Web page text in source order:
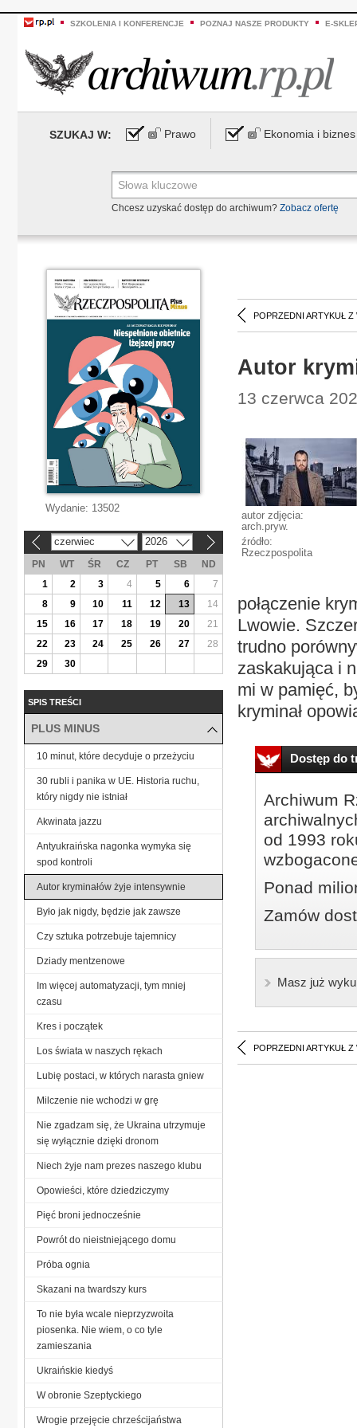
SZKOLENIA I KONFERENCJE POZNAJ NASZE PRODUKTY E-
SZUKAJ W: Prawo Ekonomia i biznes
Chcesz uzyskać dostęp do archiwum? Zobacz ofertę
POPRZEDNI ARTYKUŁ Z
Autor
13 czerwca
autor zdjęcia:
arch.pryw.
źródło:
Rzeczpospolita
połączenie
Lwowie.
trudno
zaskakująca i
mi w pamięć,
kryminał
Dostęp do
Archiwum
od 1993
Ponad
Zamów
Masz już
POPRZEDNI ARTYKUŁ Z
Wydanie: 13502
czerwiec 2026
PN WT ŚR CZ PT SB
ND
1
2 3 4 5 6
7
8
9 10 11 12 13
14
15
16 17 18 19 20
21
22
23 24 25 26 27
28
29
30
SPIS TREŚCI
PLUS MINUS
10 minut, które decyduje o przeżyciu
30 rubli i panika w UE. Historia ruchu,
który nigdy nie istniał
Akwinata jazzu
Antyukraińska nagonka wymyka się
spod kontroli
Autor kryminałów żyje intensywnie
Było jak nigdy, będzie jak zawsze
Czy sztuka potrzebuje tajemnicy
Dziady mentzenowe
Im więcej automatyzacji, tym mniej
czasu
Kres i początek
Los świata w naszych rękach
Lubię postaci, w których narasta gniew
Milczenie nie wchodzi w grę
Nie zgadzam się, że Ukraina utrzymuje
się wyłącznie dzięki dronom
Niech żyje nam prezes naszego klubu
Opowieści, które dziedziczymy
Pięć broni jednocześnie
Powrót do nieistniejącego domu
Próba ognia
Skazani na twardszy kurs
To nie była wcale nieprzyzwoita
piosenka. Nie wiem, o co tyle
zamieszania
Ukraińskie kiedyś
W obronie Szeptyckiego
Wrogie przejęcie chrześcijaństwa